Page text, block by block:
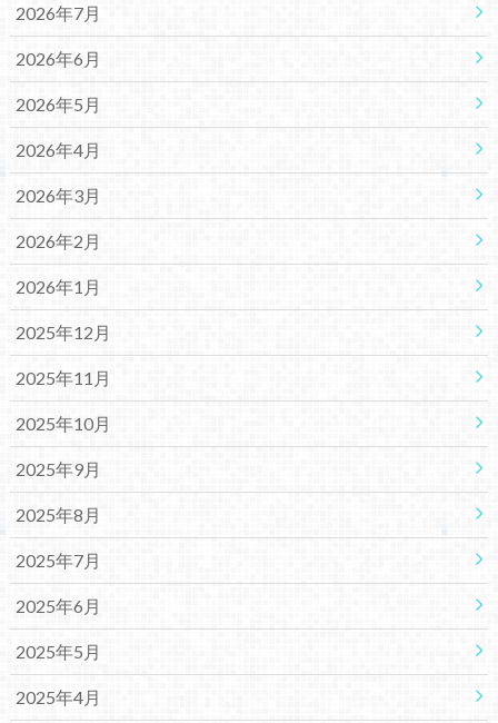
2026年7月
2026年6月
2026年5月
2026年4月
2026年3月
2026年2月
2026年1月
2025年12月
2025年11月
2025年10月
2025年9月
2025年8月
2025年7月
2025年6月
2025年5月
2025年4月